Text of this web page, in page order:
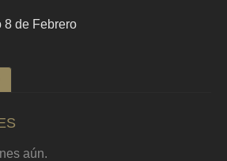
8 de Febrero
aún.